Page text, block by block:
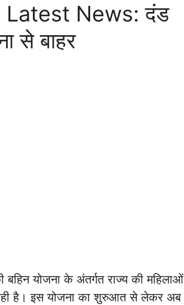
Latest News: दंड
से बाहर
बहिन योजना के अंतर्गत राज्य की महिलाओं
रही है। इस योजना का शुरुआत से लेकर अब